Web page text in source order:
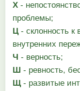
X -
проблемы;
Ц- склонность
внутренних
Ч - верность;
Ш - ревность,
Щ- развитые